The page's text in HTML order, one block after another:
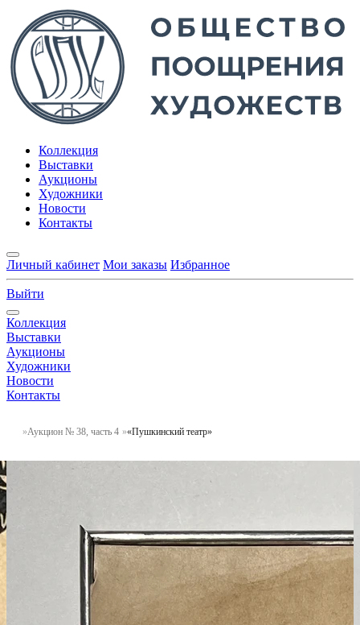
Коллекция
Выставки
Аукционы
Художники
Новости
Контакты
Личный кабинет Мои заказы Избранное
Выйти
Коллекция
Выставки
Аукционы
Художники
Новости
Контакты
Аукцион № 38, часть 4 «Пушкинский театр»